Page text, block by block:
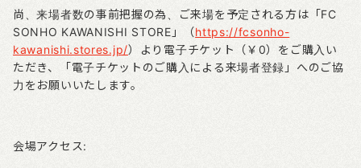
尚、来場者数の事前把握の為、ご来場を予定される方は「FC
SONHO KAWANISHI STORE 」（https://fcsonho-
kawanishi.stores.jp/）より電子チケット（￥ 0）をご購入い
ただき、「電子チケットのご購入による来場者登録」へのご協
力をお願いいたします。
会場アクセス: